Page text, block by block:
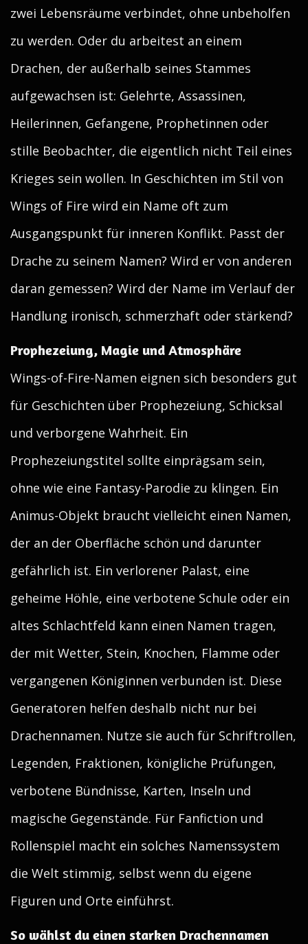
zwei Lebensräume verbindet, ohne unbeholfen
zu werden. Oder du arbeitest an einem
Drachen, der außerhalb seines Stammes
aufgewachsen ist: Gelehrte, Assassinen,
Heilerinnen, Gefangene, Prophetinnen oder
stille Beobachter, die eigentlich nicht Teil eines
Krieges sein wollen. In Geschichten im Stil von
Wings of Fire wird ein Name oft zum
Ausgangspunkt für inneren Konflikt. Passt der
Drache zu seinem Namen? Wird er von anderen
daran gemessen? Wird der Name im Verlauf der
Handlung ironisch, schmerzhaft oder stärkend?
Prophezeiung, Magie und Atmosphäre
Wings-of-Fire-Namen eignen sich besonders gut
für Geschichten über Prophezeiung, Schicksal
und verborgene Wahrheit. Ein
Prophezeiungstitel sollte einprägsam sein,
ohne wie eine Fantasy-Parodie zu klingen. Ein
Animus-Objekt braucht vielleicht einen Namen,
der an der Oberfläche schön und darunter
gefährlich ist. Ein verlorener Palast, eine
geheime Höhle, eine verbotene Schule oder ein
altes Schlachtfeld kann einen Namen tragen,
der mit Wetter, Stein, Knochen, Flamme oder
vergangenen Königinnen verbunden ist. Diese
Generatoren helfen deshalb nicht nur bei
Drachennamen. Nutze sie auch für Schriftrollen,
Legenden, Fraktionen, königliche Prüfungen,
verbotene Bündnisse, Karten, Inseln und
magische Gegenstände. Für Fanfiction und
Rollenspiel macht ein solches Namenssystem
die Welt stimmig, selbst wenn du eigene
Figuren und Orte einführst.
So wählst du einen starken Drachennamen